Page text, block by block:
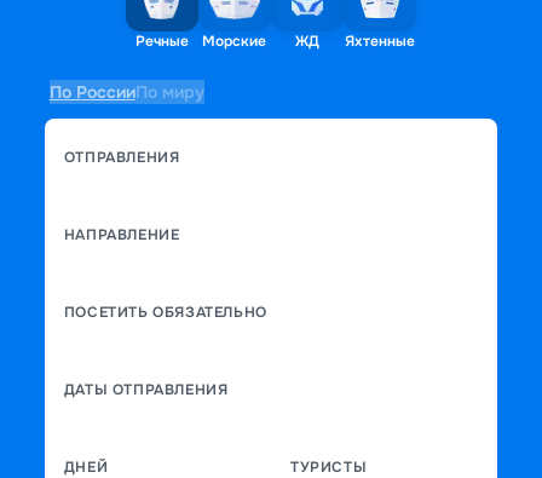
Речные Морские ЖД Яхтенные
По РоссииПо миру
ОТПРАВЛЕНИЯ
НАПРАВЛЕНИЕ
ПОСЕТИТЬ ОБЯЗАТЕЛЬНО
ДАТЫ ОТПРАВЛЕНИЯ
ДНЕЙ ТУРИСТЫ